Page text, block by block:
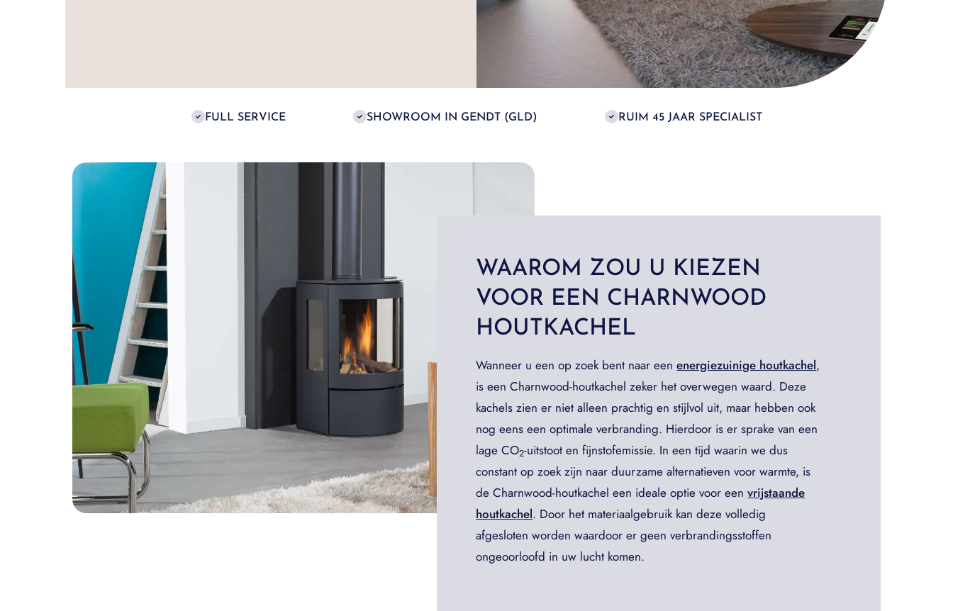
FULL SERVICE SHOWROOM IN GENDT (GLD) RUIM 45 JAAR SPECIALIST
WAAROM ZOU U KIEZEN
VOOR EEN CHARNWOOD
HOUTKACHEL
Wanneer u een op zoek bent naar eenenergiezuinige houtkachel,
is een Charnwood-houtkachel zeker het overwegen waard. Deze
kachels zien er niet alleen prachtig en stijlvol uit, maar hebben ook
nog eens een optimale verbranding. Hierdoor is er sprake van een
lage CO2-uitstoot en fijnstofemissie. In een tijd waarin we dus
constant op zoek zijn naar duurzame alternatieven voor warmte, is
de Charnwood-houtkachel een ideale optie voor eenvrijstaande
houtkachel. Door het materiaalgebruik kan deze volledig
afgesloten worden waardoor er geen verbrandingsstoffen
ongeoorloofd in uw lucht komen.